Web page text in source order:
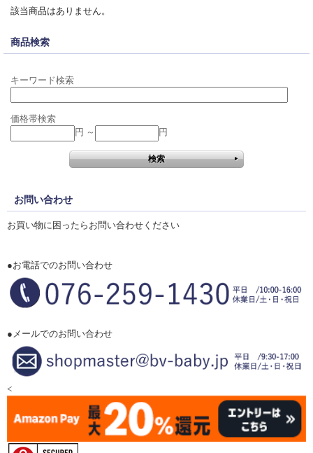
該当商品はありません。
商品検索
キーワード検索
価格帯検索
円 ～
円
お問い合わせ
お買い物に困ったらお問い合わせください
●お電話でのお問い合わせ
●メールでのお問い合わせ
<